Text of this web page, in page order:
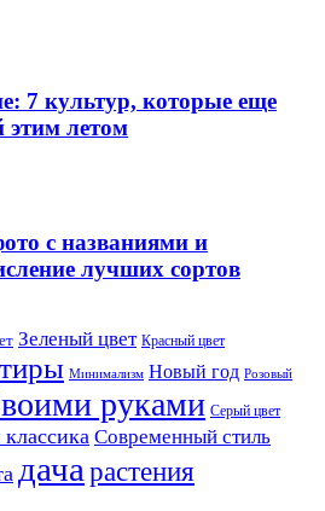
7 культур, которые еще
этим летом
с названиями и
лучших сортов
Зеленый цвет Красный цвет
Минимализм Новый год Розовый
руками Серый цвет
Современный стиль
дача растения